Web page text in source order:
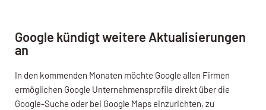
Google kündigt weitere Aktualisierungen
an
In den kommenden Monaten möchte Google allen Firmen
ermöglichen Google Unternehmensprofile direkt über die
Google-Suche oder bei Google Maps einzurichten, zu